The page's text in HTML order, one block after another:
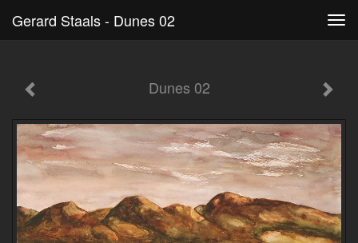
Gerard Staals - Dunes 02
Dunes 02